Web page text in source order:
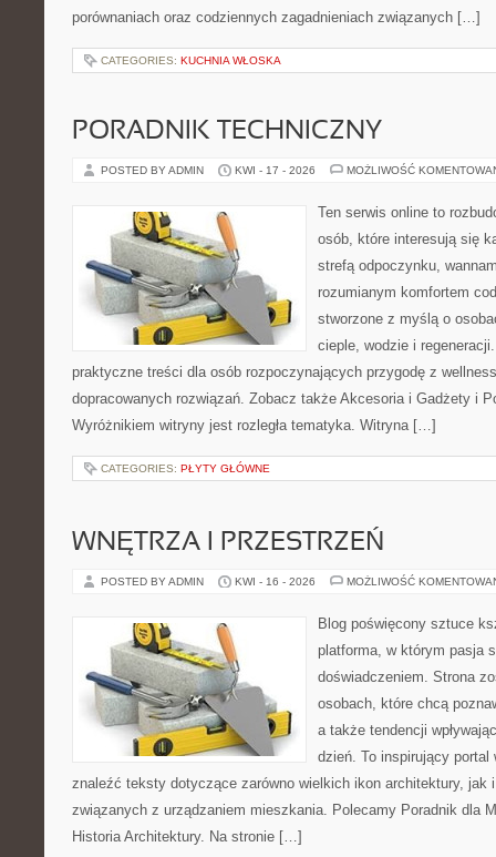
porównaniach oraz codziennych zagadnieniach związanych […]
CATEGORIES: KUCHNIA WŁOSKA
PORADNIK TECHNICZNY
POSTED BY ADMIN KWI - 17 - 2026 MOŻLIWOŚĆ
Ten serwis online to
osób, które interesują się
strefą odpoczynku,
rozumianym komfortem
stworzone z myślą o
cieple, wodzie i
praktyczne treści dla osób rozpoczynających przygodę z
dopracowanych rozwiązań. Zobacz także Akcesoria i Gadżety i
Wyróżnikiem witryny jest rozległa tematyka. Witryna […]
CATEGORIES: PŁYTY GŁÓWNE
WNĘTRZA I PRZESTRZEŃ
POSTED BY ADMIN KWI - 16 - 2026 MOŻLIWOŚĆ
Blog poświęcony sztuce
platforma, w którym pasja
doświadczeniem. Strona
osobach, które chcą
a także tendencji
dzień. To inspirujący
znaleźć teksty dotyczące zarówno wielkich ikon architektury, jak
związanych z urządzaniem mieszkania. Polecamy Poradnik dla
Historia Architektury. Na stronie […]